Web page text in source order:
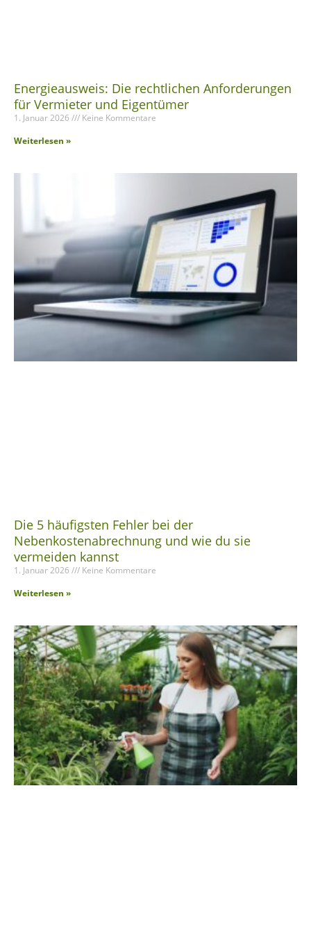
Energieausweis: Die rechtlichen Anforderungen
für Vermieter und Eigentümer
1. Januar 2026
Keine Kommentare
Weiterlesen »
Die 5 häufigsten Fehler bei der
Nebenkostenabrechnung und wie du sie
vermeiden kannst
1. Januar 2026
Keine Kommentare
Weiterlesen »